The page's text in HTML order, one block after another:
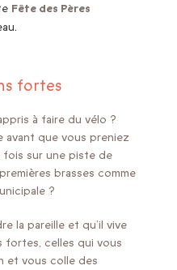
Fête des Pères
fortes
à faire du vélo ?
avant que vous preniez
sur une piste de
brasses comme
?
la pareille et qu’il vive
fortes, celles qui vous
et vous colle des